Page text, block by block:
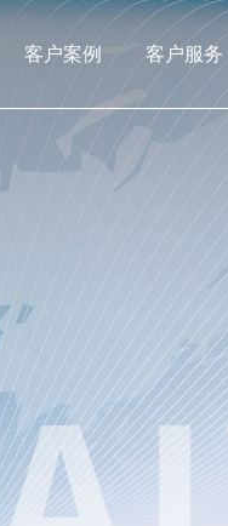
客户案例 客户服务